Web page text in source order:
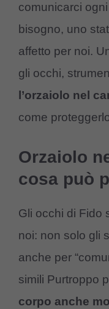
comunicarci
bisogno, uno
affetto per noi.
gli occhi,
l’orzaiolo nel
come
Orzaiolo
cosa può
Gli occhi di Fido
noi: non solo gli
anche per
simili Purtroppo
corpo anche